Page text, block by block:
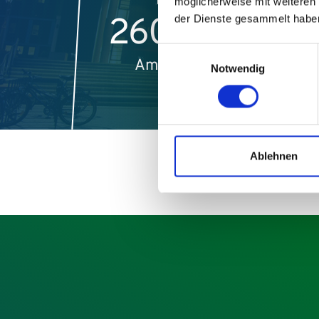
der Dienste gesammelt
Notwendig
Ablehnen
260.000
Ambulante